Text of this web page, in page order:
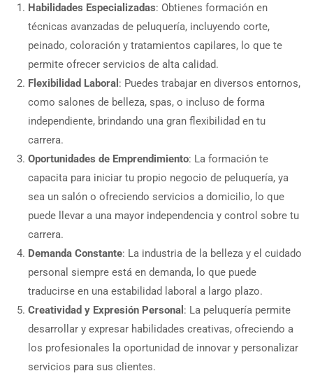
Habilidades Especializadas: Obtienes formación en
técnicas avanzadas de peluquería, incluyendo corte,
peinado, coloración y tratamientos capilares, lo que te
permite ofrecer servicios de alta calidad.
Flexibilidad Laboral : Puedes trabajar en diversos entornos,
como salones de belleza, spas, o incluso de forma
independiente, brindando una gran flexibilidad en tu
carrera.
Oportunidades de Emprendimiento: La formación te
capacita para iniciar tu propio negocio de peluquería, ya
sea un salón o ofreciendo servicios a domicilio, lo que
puede llevar a una mayor independencia y control sobre tu
carrera.
Demanda Constante: La industria de la belleza y el cuidado
personal siempre está en demanda, lo que puede
traducirse en una estabilidad laboral a largo plazo.
Creatividad y Expresión Personal : La peluquería permite
desarrollar y expresar habilidades creativas, ofreciendo a
los profesionales la oportunidad de innovar y personalizar
servicios para sus clientes.